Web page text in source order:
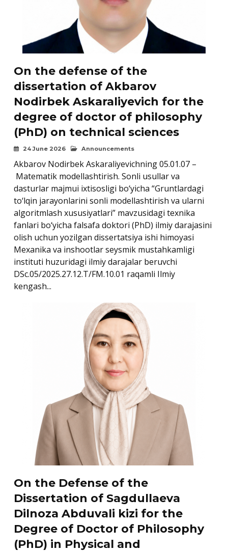
On the defense of the
dissertation of Akbarov
Nodirbek Askaraliyevich for the
degree of doctor of philosophy
(PhD) on technical sciences
24 June 2026 Announcements
Akbarov Nodirbek Askaraliyevichning 05.01.07 –
Matematik modellashtirish. Sonli usullar va
dasturlar majmui ixtisosligi bo‘yicha “Gruntlardagi
to‘lqin jarayonlarini sonli modellashtirish va ularni
algoritmlash xususiyatlari” mavzusidagi texnika
fanlari bo‘yicha falsafa doktori (PhD) ilmiy darajasini
olish uchun yozilgan dissertatsiya ishi himoyasi
Mexanika va inshootlar seysmik mustahkamligi
instituti huzuridagi ilmiy darajalar beruvchi
DSc.05/2025.27.12.T/FM.10.01 raqamli Ilmiy
kengash...
On the Defense of the
Dissertation of Sagdullaeva
Dilnoza Abduvali kizi for the
Degree of Doctor of Philosophy
(PhD) in Physical and